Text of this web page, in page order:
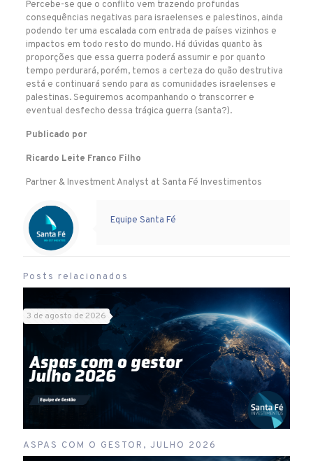
Percebe-se que o conflito vem trazendo profundas
consequências negativas para israelenses e palestinos, ainda
podendo ter uma escalada com entrada de países vizinhos e
impactos em todo resto do mundo. Há dúvidas quanto às
proporções que essa guerra poderá assumir e por quanto
tempo perdurará, porém, temos a certeza do quão destrutiva
está e continuará sendo para as comunidades israelenses e
palestinas. Seguiremos acompanhando o transcorrer e
eventual desfecho dessa trágica guerra (santa?).
Publicado por
Ricardo Leite Franco Filho
Partner & Investment Analyst at Santa Fé Investimentos
Warning
: Undefined variable $user in
/home/storage/1/bb/9e/santafecombrprov1/public_html/wp-content/themes/betheme/includes/content-single.php
on line
355
Warning
: Trying to access array offset on value of type null in
/home/storage/1/bb/9e/santafecombrprov1/public_html/wp-content/themes/betheme/includes/content-single.php
on line
355
Equipe Santa Fé
Posts relacionados
3 de agosto de 2026
ASPAS COM O GESTOR, JULHO 2026